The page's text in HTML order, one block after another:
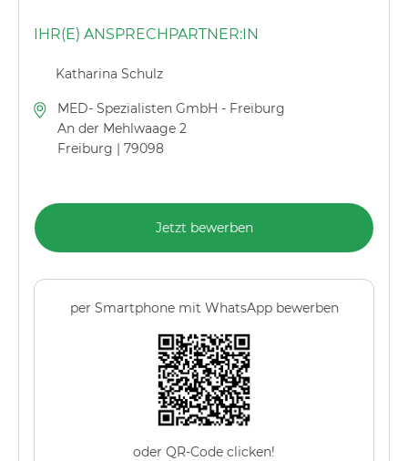
IHR(E) ANSPRECHPARTNER:IN
Katharina Schulz
MED- Spezialisten GmbH - Freiburg
An der Mehlwaage 2
Freiburg | 79098
Jetzt bewerben
per Smartphone mit WhatsApp bewerben
oder QR-Code clicken!